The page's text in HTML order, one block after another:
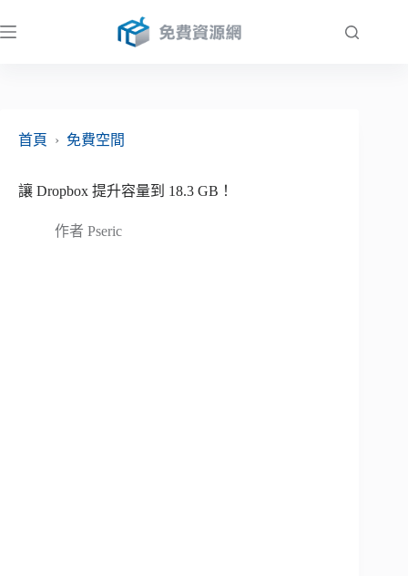
至
首頁
› 免費空間
讓 Dropbox 提升容量到 18.3 GB！
作者 Pseric